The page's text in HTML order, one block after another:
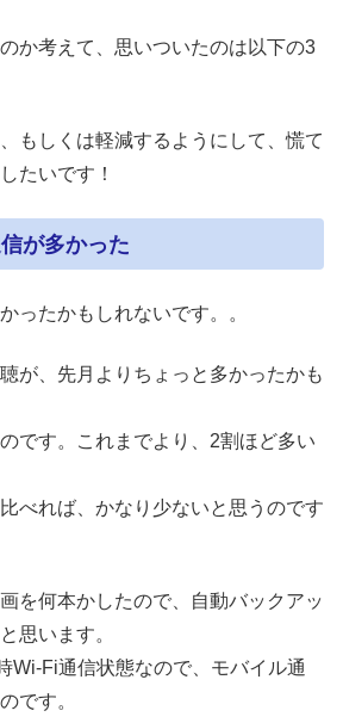
か考えて、思いついたのは以下の3
もしくは軽減するようにして、慌て
たいです！
が多かった
ったかもしれないです。。
が、先月よりちょっと多かったかも
です。これまでより、2割ほど多い
べれば、かなり少ないと思うのです
を何本かしたので、自動バックアッ
思います。
Wi-Fi通信状態なので、モバイル通
です。